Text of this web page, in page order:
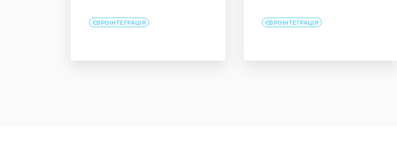
ЄВРОІНТЕГРАЦІЯ ЄВРОІНТЕГРАЦІЯ